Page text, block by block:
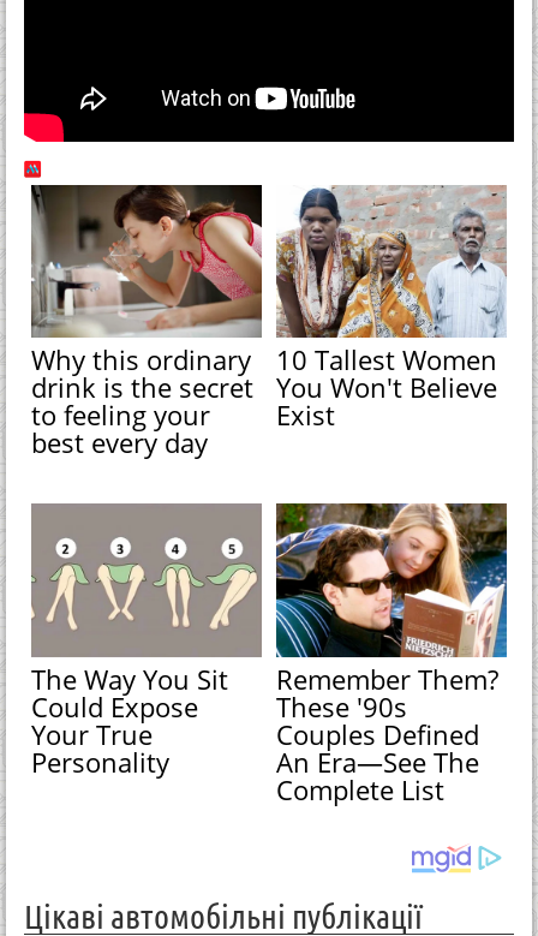
Why this ordinary
drink is the secret
to feeling your
best every day
10 Tallest Women
You Won't Believe
Exist
The Way You Sit
Could Expose
Your True
Personality
Remember Them?
These '90s
Couples Defined
An Era—See The
Complete List
Цікаві автомобільні публікації